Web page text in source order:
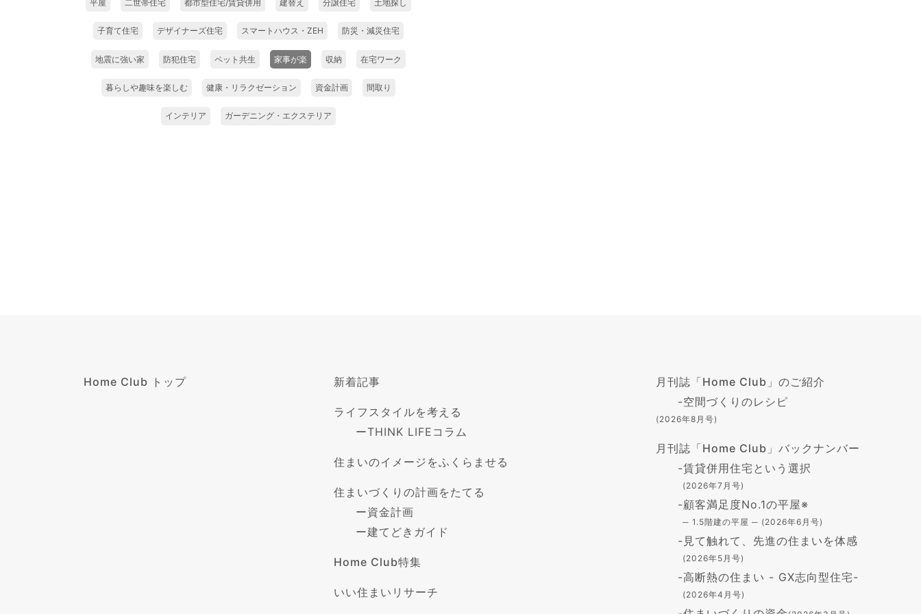
平屋 二世帯住宅 都市型住宅/賃貸併用 建替え 分譲住宅 土地探し
子育て住宅 デザイナーズ住宅 スマートハウス・ZEH 防災・減災住宅
地震に強い家 防犯住宅 ペット共生 家事が楽 収納 在宅ワーク
暮らしや趣味を楽しむ 健康・リラクゼーション 資金計画 間取り
インテリア ガーデニング・エクステリア
Home Club トップ 新着記事
ライフスタイルを考える
ーTHINK LIFEコラム
住まいのイメージをふくらませる
住まいづくりの計画をたてる
ー資金計画
ー建てどきガイド
Home Club特集
いい住まいリサーチ
月刊誌「Home Club」のご紹介
-空間づくりのレシピ
(2026年8月号)
月刊誌「Home Club」バックナンバー
-賃貸併用住宅という選択
(2026年7月号)
-顧客満足度No.1の平屋※
─ 1.5階建の平屋 ─ (2026年6月号)
- 見て触れて、先進の住まいを体感
(2026年5月号)
-高断熱の住まい - GX志向型住宅-
(2026年4月号)